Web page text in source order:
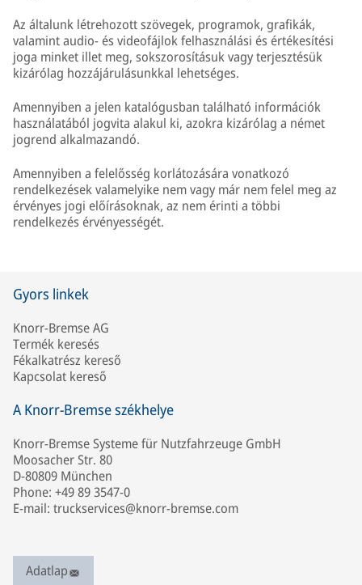
Az általunk létrehozott szövegek, programok, grafikák,
valamint audio- és videofájlok felhasználási és értékesítési
joga minket illet meg, sokszorosításuk vagy terjesztésük
kizárólag hozzájárulásunkkal lehetséges.
Amennyiben a jelen katalógusban található információk
használatából jogvita alakul ki, azokra kizárólag a német
jogrend alkalmazandó.
Amennyiben a felelősség korlátozására vonatkozó
rendelkezések valamelyike nem vagy már nem felel meg az
érvényes jogi előírásoknak, az nem érinti a többi
rendelkezés érvényességét.
Gyors linkek
Knorr-Bremse AG
Termék keresés
Fékalkatrész kereső
Kapcsolat kereső
A Knorr-Bremse székhelye
Knorr-Bremse Systeme für Nutzfahrzeuge GmbH
Moosacher Str. 80
D-80809 München
Phone: +49 89 3547-0
E-mail: truckservices@knorr-bremse.com
Adatlap